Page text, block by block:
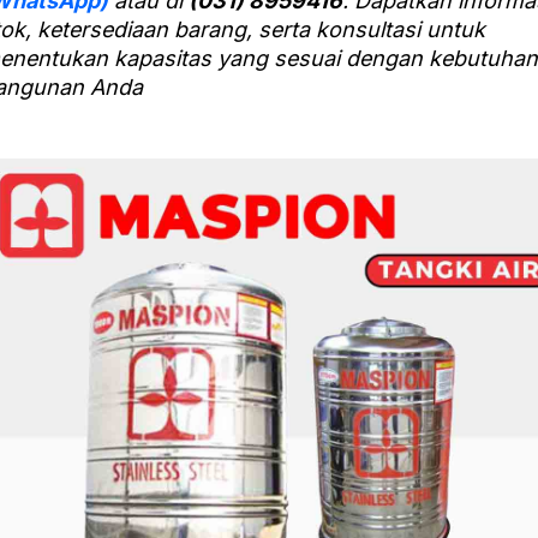
ketersediaan barang, serta konsultasi untuk
kapasitas yang sesuai dengan kebutuhan
Anda